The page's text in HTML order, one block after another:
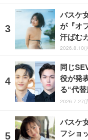
バスケ
が『オ
汗ばむ
2026.8.10(
同じ
役が発
る“代
2026.7.27(
バスケ
フショ